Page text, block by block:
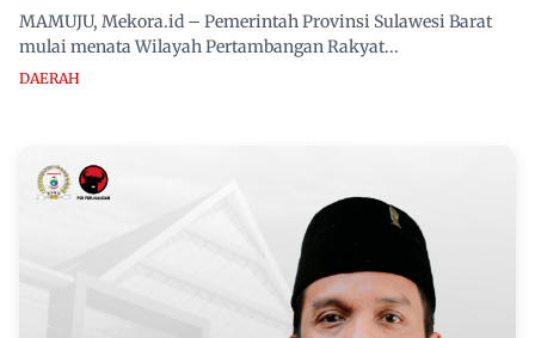
MAMUJU, Mekora.id – Pemerintah Provinsi Sulawesi Barat
mulai menata Wilayah Pertambangan Rakyat...
DAERAH